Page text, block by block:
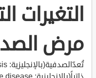
التغيرات
مرض